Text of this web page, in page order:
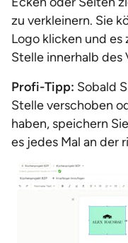
zu verkleinern. Sie
Logo klicken und es
Stelle innerhalb des
Profi-Tipp: Sobald
Stelle verschoben
haben, speichern
es jedes Mal an der